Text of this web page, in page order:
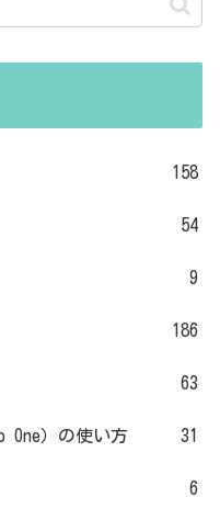
158
54
9
186
63
One）の使い方 31
6